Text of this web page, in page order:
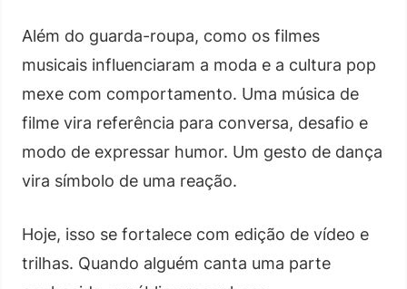
Além do guarda-roupa, como os filmes
musicais influenciaram a moda e a cultura pop
mexe com comportamento. Uma música de
filme vira referência para conversa, desafio e
modo de expressar humor. Um gesto de dança
vira símbolo de uma reação.
Hoje, isso se fortalece com edição de vídeo e
trilhas. Quando alguém canta uma parte